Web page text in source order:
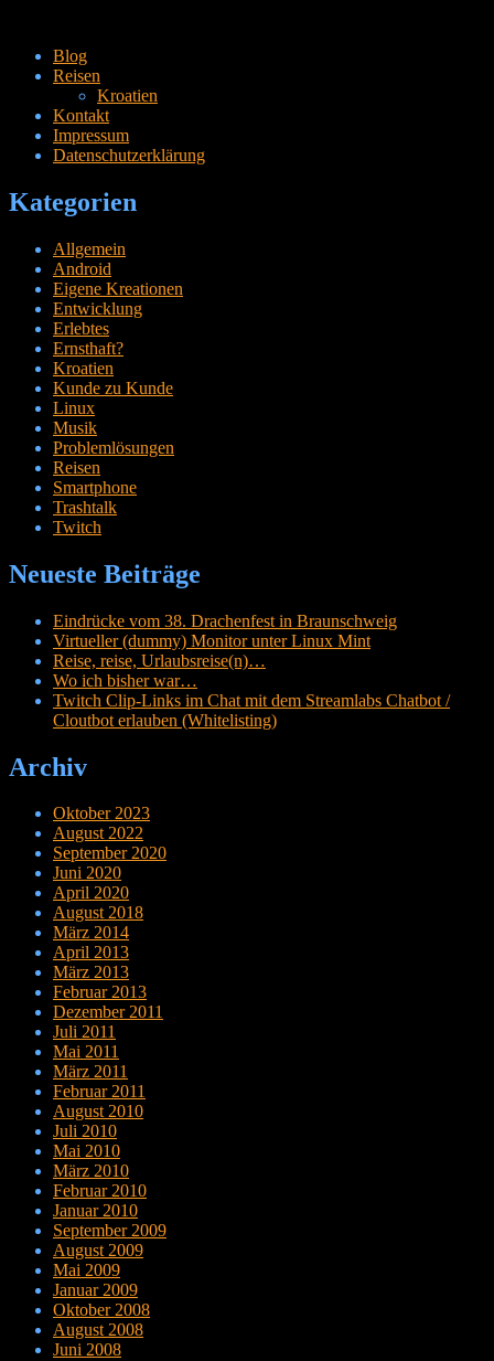
Zum
Inhalt
Blog
Reisen
Kroatien
Kontakt
Impressum
Datenschutzerklärung
Kategorien
Allgemein
Android
Eigene Kreationen
Entwicklung
Erlebtes
Ernsthaft?
Kroatien
Kunde zu Kunde
Linux
Musik
Problemlösungen
Reisen
Smartphone
Trashtalk
Twitch
Neueste Beiträge
Eindrücke vom 38. Drachenfest in Braunschweig
Virtueller (dummy) Monitor unter Linux Mint
Reise, reise, Urlaubsreise(n)…
Wo ich bisher war…
Twitch Clip-Links im Chat mit dem Streamlabs Chatbot /
Cloutbot erlauben (Whitelisting)
Archiv
Oktober 2023
August 2022
September 2020
Juni 2020
April 2020
August 2018
März 2014
April 2013
März 2013
Februar 2013
Dezember 2011
Juli 2011
Mai 2011
März 2011
Februar 2011
August 2010
Juli 2010
Mai 2010
März 2010
Februar 2010
Januar 2010
September 2009
August 2009
Mai 2009
Januar 2009
Oktober 2008
August 2008
Juni 2008